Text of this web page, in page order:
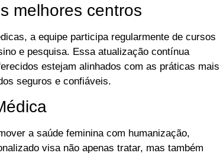
melhores centros
a equipe participa regularmente de cursos
e pesquisa. Essa atualização contínua
estejam alinhados com as práticas mais
seguros e confiáveis.
a saúde feminina com humanização,
visa não apenas tratar, mas também